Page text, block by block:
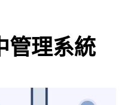
管理系統